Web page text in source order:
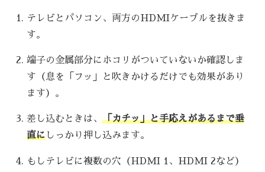
テレビとパソコン、両方のHDMIケーブルを抜きま
す。
端子の金属部分にホコリがついていないか確認しま
す（息を「フッ」と吹きかけるだけでも効果があり
ます）。
差し込むときは、「カチッ」と手応えがあるまで垂
直に しっかり押し込みます。
もしテレビに複数の穴（HDMI 1、HDMI 2など）